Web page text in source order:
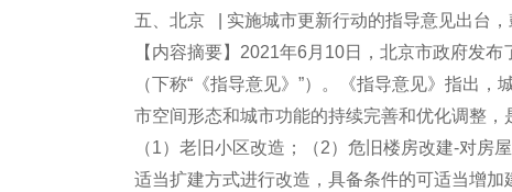
五、北京 | 实施城市更新行动的指导意见出台
【内容摘要】2021年6月10日，北京市政府发
（下称“《指导意见》”）。《指导意见》指出
市空间形态和城市功能的持续完善和优化调整
（1）老旧小区改造；（2）危旧楼房改建-对房
适当扩建方式进行改造，具备条件的可适当增